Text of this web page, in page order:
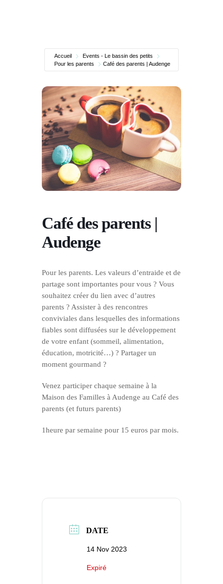
Accueil
Events - Le bassin des petits
Pour les parents
Café des parents | Audenge
Café des parents |
Audenge
Pour les parents. Les valeurs d’entraide et de
partage sont importantes pour vous ? Vous
souhaitez créer du lien avec d’autres
parents ? Assister à des rencontres
conviviales dans lesquelles des informations
fiables sont diffusées sur le développement
de votre enfant (sommeil, alimentation,
éducation, motricité…) ? Partager un
moment gourmand ?
Venez participer chaque semaine à la
Maison des Familles à Audenge au Café des
parents (et futurs parents)
1heure par semaine pour 15 euros par mois.
DATE
14 Nov 2023
Expiré